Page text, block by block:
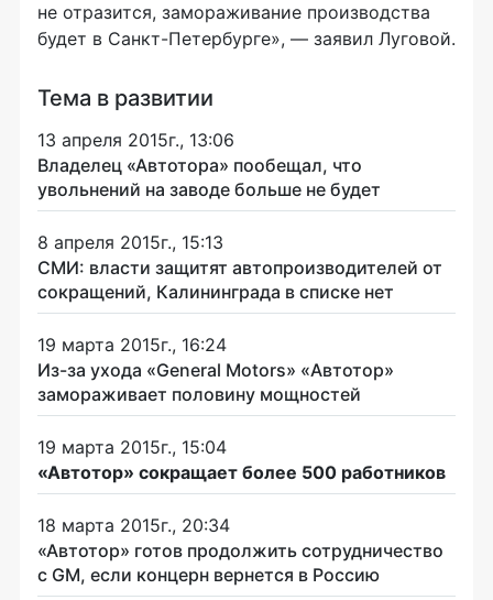
не отразится, замораживание производства
будет в Санкт-Петербурге», — заявил Луговой.
Тема в развитии
13 апреля 2015г., 13:06
Владелец «Автотора» пообещал, что
увольнений на заводе больше не будет
8 апреля 2015г., 15:13
СМИ: власти защитят автопроизводителей от
сокращений, Калининграда в списке нет
19 марта 2015г., 16:24
Из-за ухода «General Motors» «Автотор»
замораживает половину мощностей
19 марта 2015г., 15:04
«Автотор» сокращает более 500 работников
18 марта 2015г., 20:34
«Автотор» готов продолжить сотрудничество
с GM, если концерн вернется в Россию